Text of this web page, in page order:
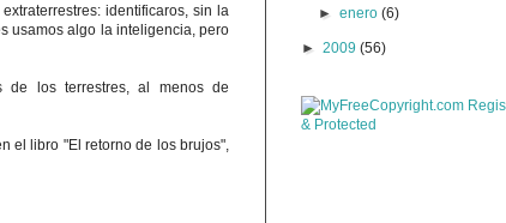
identificaros, sin la
usamos algo la inteligencia, pero
de los terrestres, al menos de
el libro "El retorno de los brujos",
►enero(6)
► 2009 (56)